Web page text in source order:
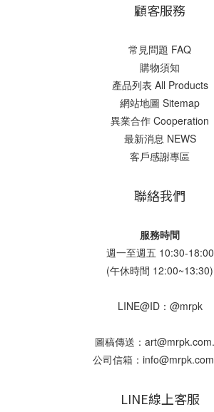
顧客服務
常見問題 FAQ
購物須知
產品列表 All Products
網站地圖 Sitemap
異業合作 Cooperation
最新消息 NEWS
客戶感謝專區
聯絡我們
服務時間
週一至週五 10:30-18:00
(午休時間 12:00~13:30)
LINE@ID：@mrpk
圖稿傳送：
公司信箱：
LINE線上客服